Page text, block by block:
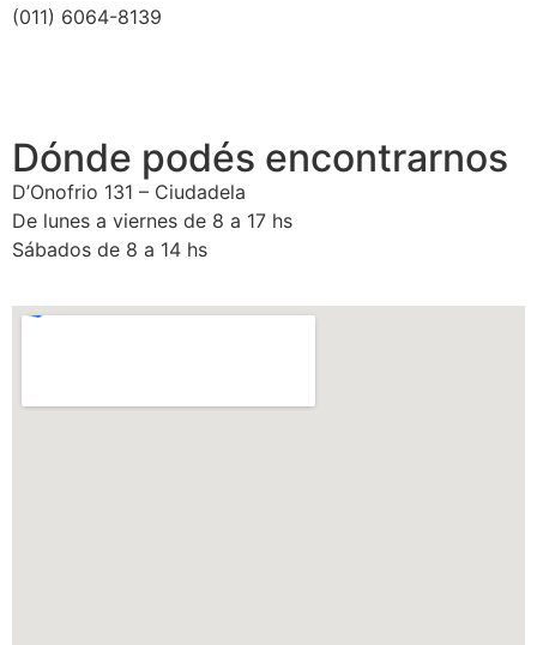
(011) 6064-8139
Dónde podés encontrarnos
D’Onofrio 131 – Ciudadela
De lunes a viernes de 8 a 17 hs
Sábados de 8 a 14 hs